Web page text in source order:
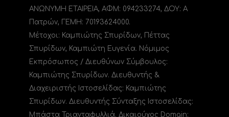
ΑΝΩΝΥΜΗ ΕΤΑΙΡΕΙΑ, ΑΦΜ: 094233274, ΔΟΥ: A
Πατρών, ΓΕΜΗ: 70193624000.
Μέτοχοι: Καμπιώτης Σπυρίδων, Πέττας
Σπυρίδων, Καμπιώτη Ευγενία. Νόμιμος
Εκπρόσωπος / Διευθύνων Σύμβουλος:
Καμπιώτης Σπυρίδων. Διευθυντής &
Διαχειριστής Ιστοσελίδας: Καμπιώτης
Σπυρίδων. Διευθυντής Σύνταξης Ιστοσελίδας:
Μπάστα Τριανταφυλλιά. Δικαιούχος Domain: